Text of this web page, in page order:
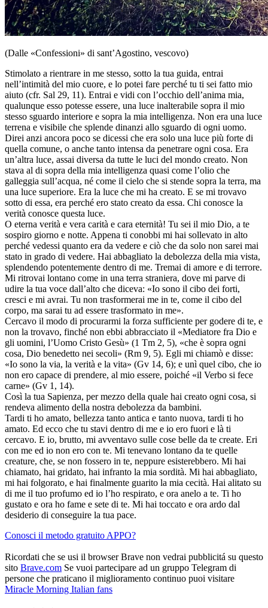
(Dalle «Confessioni» di sant’Agostino, vescovo)
Stimolato a rientrare in me stesso, sotto la tua guida, entrai
nell’intimità del mio cuore, e lo potei fare perché tu ti sei fatto mio
aiuto (cfr. Sal 29, 11). Entrai e vidi con l’occhio dell’anima mia,
qualunque esso potesse essere, una luce inalterabile sopra il mio
stesso sguardo interiore e sopra la mia intelligenza. Non era una luce
terrena e visibile che splende dinanzi allo sguardo di ogni uomo.
Direi anzi ancora poco se dicessi che era solo una luce più forte di
quella comune, o anche tanto intensa da penetrare ogni cosa. Era
un’altra luce, assai diversa da tutte le luci del mondo creato. Non
stava al di sopra della mia intelligenza quasi come l’olio che
galleggia sull’acqua, né come il cielo che si stende sopra la terra, ma
una luce superiore. Era la luce che mi ha creato. E se mi trovavo
sotto di essa, era perché ero stato creato da essa. Chi conosce la
verità conosce questa luce.
O eterna verità e vera carità e cara eternità! Tu sei il mio Dio, a te
sospiro giorno e notte. Appena ti conobbi mi hai sollevato in alto
perché vedessi quanto era da vedere e ciò che da solo non sarei mai
stato in grado di vedere. Hai abbagliato la debolezza della mia vista,
splendendo potentemente dentro di me. Tremai di amore e di terrore.
Mi ritrovai lontano come in una terra straniera, dove mi parve di
udire la tua voce dall’alto che diceva: «Io sono il cibo dei forti,
cresci e mi avrai. Tu non trasformerai me in te, come il cibo del
corpo, ma sarai tu ad essere trasformato in me».
Cercavo il modo di procurarmi la forza sufficiente per godere di te, e
non la trovavo, finché non ebbi abbracciato il «Mediatore fra Dio e
gli uomini, l’Uomo Cristo Gesù» (1 Tm 2, 5), «che è sopra ogni
cosa, Dio benedetto nei secoli» (Rm 9, 5). Egli mi chiamò e disse:
«Io sono la via, la verità e la vita» (Gv 14, 6); e unì quel cibo, che io
non ero capace di prendere, al mio essere, poiché «il Verbo si fece
carne» (Gv 1, 14).
Così la tua Sapienza, per mezzo della quale hai creato ogni cosa, si
rendeva alimento della nostra debolezza da bambini.
Tardi ti ho amato, bellezza tanto antica e tanto nuova, tardi ti ho
amato. Ed ecco che tu stavi dentro di me e io ero fuori e là ti
cercavo. E io, brutto, mi avventavo sulle cose belle da te create. Eri
con me ed io non ero con te. Mi tenevano lontano da te quelle
creature, che, se non fossero in te, neppure esisterebbero. Mi hai
chiamato, hai gridato, hai infranto la mia sordità. Mi hai abbagliato,
mi hai folgorato, e hai finalmente guarito la mia cecità. Hai alitato su
di me il tuo profumo ed io l’ho respirato, e ora anelo a te. Ti ho
gustato e ora ho fame e sete di te. Mi hai toccato e ora ardo dal
desiderio di conseguire la tua pace.
Conosci il metodo gratuito APPO?
Ricordati che se usi il browser Brave non vedrai pubblicitá su questo
sito Brave.com Se vuoi partecipare ad un gruppo Telegram di
persone che praticano il miglioramento continuo puoi visitare
Miracle Morning Italian fans